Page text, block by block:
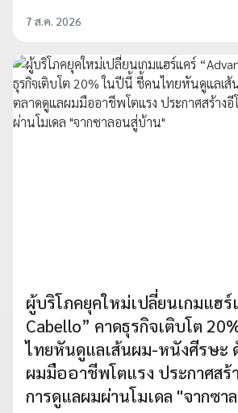
7 ส.ค. 2026
ผู้บริโภคยุคใหม่เปลี่ยนเกมแฮร์
Cabello” คาดธุรกิจเติบโต
ไทยหันดูแลเส้นผม-หนังศีรษะ
ผมมืออาชีพโตแรง ประกาศสร้
การดูแลผมผ่านโมเดล "จากซ